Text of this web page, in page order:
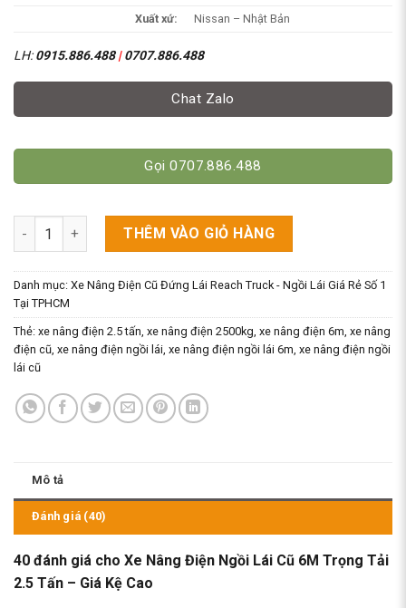
Xuất xứ:
Nissan – Nhật Bản
LH:0915.886.488|0707.886.488
Chat Zalo
Gọi 0707.886.488
Xe Nâng Điện Ngồi Lái Cũ 6M Trọng Tải 2.5 Tấn - Giá Kệ Cao
THÊM VÀO GIỎ HÀNG
Danh mục: Xe Nâng Điện Cũ Đứng Lái Reach Truck - Ngồi Lái Giá Rẻ Số 1
Tại TPHCM
Thẻ: xe nâng điện 2.5 tấn, xe nâng điện 2500kg, xe nâng điện 6m, xe nâng
điện cũ, xe nâng điện ngồi lái, xe nâng điện ngồi lái 6m, xe nâng điện ngồi
lái cũ
Mô tả
Đánh giá (40)
40 đánh giá cho Xe Nâng Điện Ngồi Lái Cũ 6M Trọng Tải
2.5 Tấn – Giá Kệ Cao